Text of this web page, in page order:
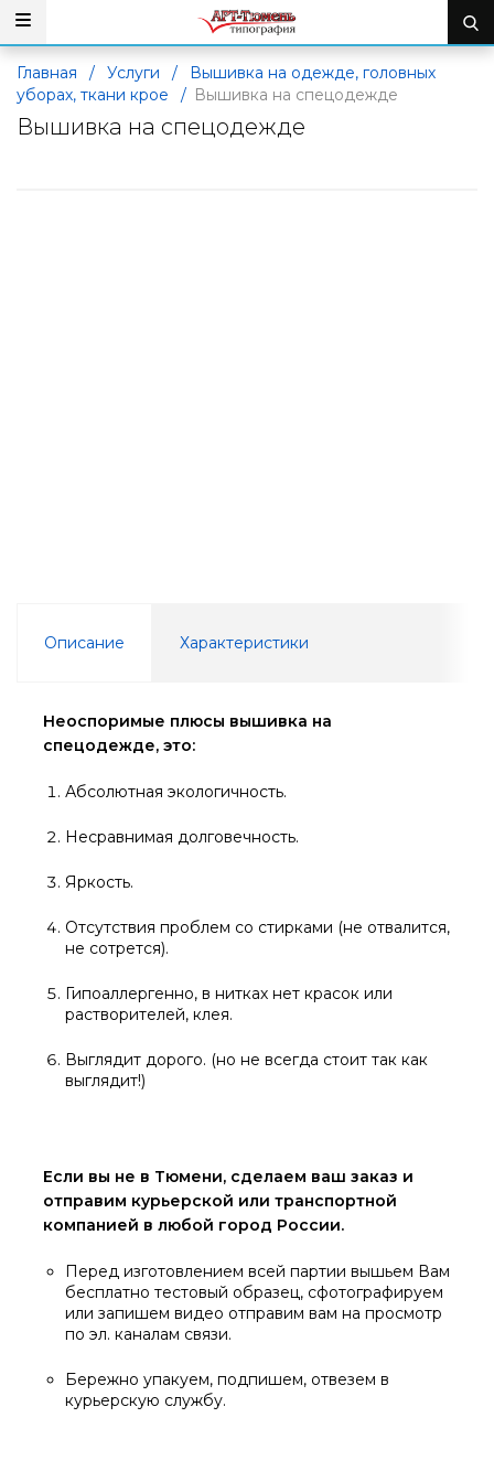
Главная / Услуги /
Вышивка на одежде, головных
уборах, ткани крое
/ Вышивка на спецодежде
Вышивка на спецодежде
Описание Характеристики
Неоспоримые плюсы вышивка на
спецодежде, это:
Абсолютная экологичность.
Несравнимая долговечность.
Яркость.
Отсутствия проблем со стирками (не отвалится,
не сотрется).
Гипоаллергенно, в нитках нет красок или
растворителей, клея.
Выглядит дорого. (но не всегда стоит так как
выглядит!)
Если вы не в Тюмени, сделаем ваш заказ и
отправим курьерской или транспортной
компанией в любой город России.
Перед изготовлением всей партии вышьем Вам
бесплатно тестовый образец, сфотографируем
или запишем видео отправим вам на просмотр
по эл. каналам связи.
Бережно упакуем, подпишем, отвезем в
курьерскую службу.